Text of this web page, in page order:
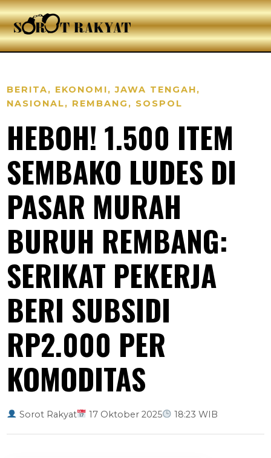
BERITA, EKONOMI,JAWA TENGAH,
NASIONAL, REMBANG , SOSPOL
HEBOH! 1.500 ITEM
SEMBAKO LUDES DI
PASAR MURAH
BURUH REMBANG:
SERIKAT PEKERJA
BERI SUBSIDI
RP2.000 PER
KOMODITAS
Sorot Rakyat 17 Oktober 2025 18:23 WIB